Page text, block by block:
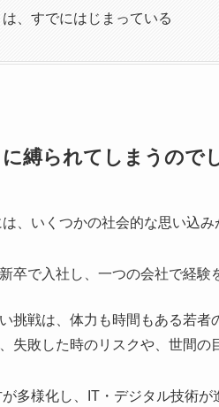
、すでにはじまっている
縛られてしまうので
、いくつかの社会的な思い込み
新卒で入社し、一つの会社で経験
挑戦は、体力も時間もある若者
失敗した時のリスクや、世間の
多様化し、IT・デジタル技術